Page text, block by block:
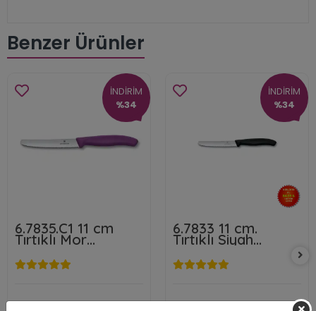
Benzer Ürünler
İNDİRİM
%34
6.7835.C1 11 cm
Tırtıklı Mor
Doğrama Bıçağı
Swiss Classic
İNDİRİM
%34
6.7833 11 cm.
Tırtıklı Siyah
Doğrama Bıçağı